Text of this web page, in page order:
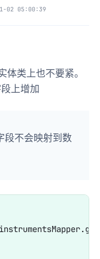
02 05:00:39
类上也不要紧。
上增加
不会映射到数